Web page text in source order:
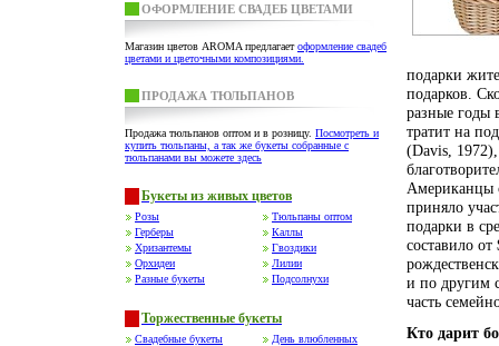
ОФОРМЛЕНИЕ СВАДЕБ ЦВЕТАМИ
Магазин цветов AROMA предлагаетоформление свадеб
цветами и цветочными композициями.
ПРОДАЖА ТЮЛЬПАНОВ
Продажа тюльпанов оптом и в розницу. Посмотреть и
купить тюльпаны, а так же букеты собранные с
тюльпанами вы можете здесь
Букеты из живых цветов
Розы
Тюльпаны оптом
Герберы
Каллы
Хризантемы
Гвоздики
Орхидеи
Лилии
Разные букеты
Подсолнухи
Торжественные букеты
Свадебные букеты
День влюбленных
подарки
подарков.
разные годы
тратит на
(Davis, 1972),
Американцы
приняло
подарки в
составило
и по другим
часть
Кто дарит